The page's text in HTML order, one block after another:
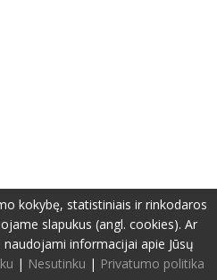
kokybę, statistiniais ir rinkodaros
slapukus (angl. cookies). Ar
informacijai apie Jūsų
| Nesutinku | Privatumo politika